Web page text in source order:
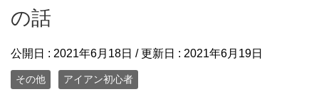
の話
公開日 : 2021年6月18日 / 更新日 : 2021年6月19日
その他 アイアン初心者